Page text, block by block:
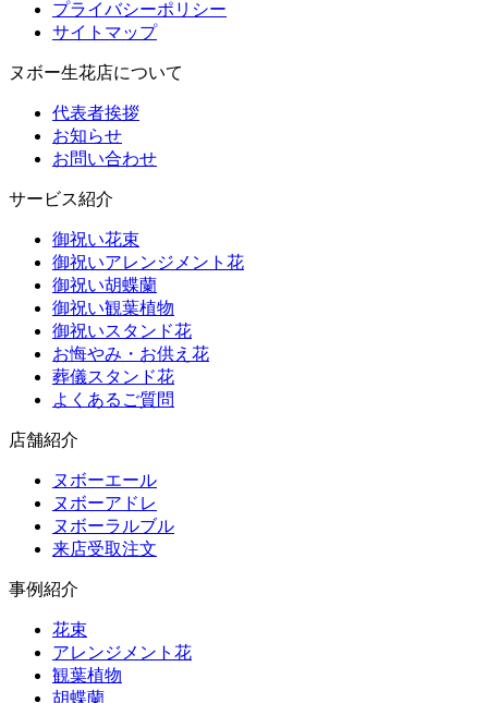
プライバシーポリシー
サイトマップ
ヌボー生花店について
代表者挨拶
お知らせ
お問い合わせ
サービス紹介
御祝い花束
御祝いアレンジメント花
御祝い胡蝶蘭
御祝い観葉植物
御祝いスタンド花
お悔やみ・お供え花
葬儀スタンド花
よくあるご質問
店舗紹介
ヌボーエール
ヌボーアドレ
ヌボーラルブル
来店受取注文
事例紹介
花束
アレンジメント花
観葉植物
胡蝶蘭